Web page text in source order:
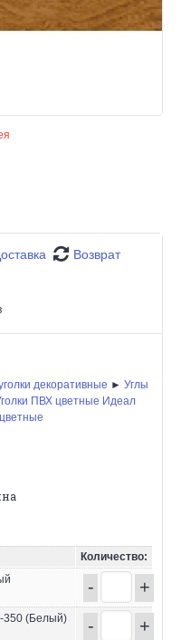
Возврат
декоративные ► Углы
ПВХ цветные Идеал
Количество:
- +
350 (Белый)
- +